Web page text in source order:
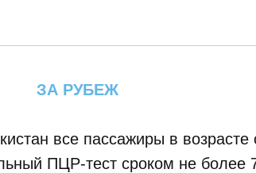
ЗА РУБЕЖ
все пассажиры в возрасте
ПЦР-тест сроком не более